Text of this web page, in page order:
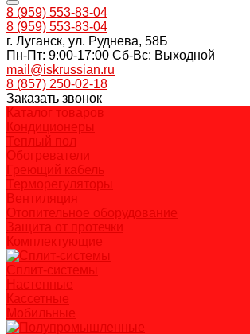
8 (959) 553-83-04
8 (959) 553-83-04
г. Луганск, ул. Руднева, 58Б
Пн-Пт: 9:00-17:00 Cб-Вс: Выходной
mail@iskrussian.ru
8 (857) 250-02-18
Заказать звонок
Каталог товаров
Кондиционеры
Теплый пол
Обогреватели
Греющий кабель
Терморегуляторы
Вентиляция
Отопительное оборудование
Защита от протечки
Комплектующие
Сплит-системы
Настенные
Кассетные
Мобильные